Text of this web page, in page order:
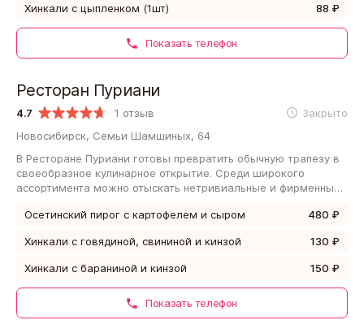
Показать телефон
Хинкали с цыпленком (1шт) 88 ₽
4.7 1 отзыв Закрыто
Ресторан Пуриани
Новосибирск, Семьи Шамшиных, 64
В Ресторане Пуриани готовы превратить обычную трапезу в
своеобразное кулинарное открытие. Среди широкого
ассортимента можно отыскать нетривиальные и фирменные
Показать телефон
Осетинский пирог с картофелем и сыром 480 ₽
Хинкали с говядиной, свининой и кинзой 130 ₽
Хинкали с бараниной и кинзой 150 ₽